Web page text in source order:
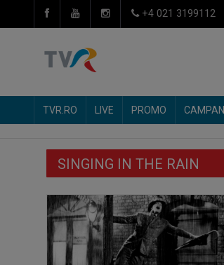
+4 021 3199112
TVR.RO LIVE PROMO CAMPANII
SINGING IN THE RAIN